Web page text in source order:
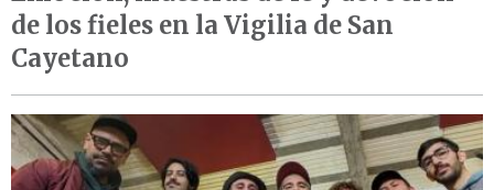
de los fieles en la Vigilia de San
Cayetano